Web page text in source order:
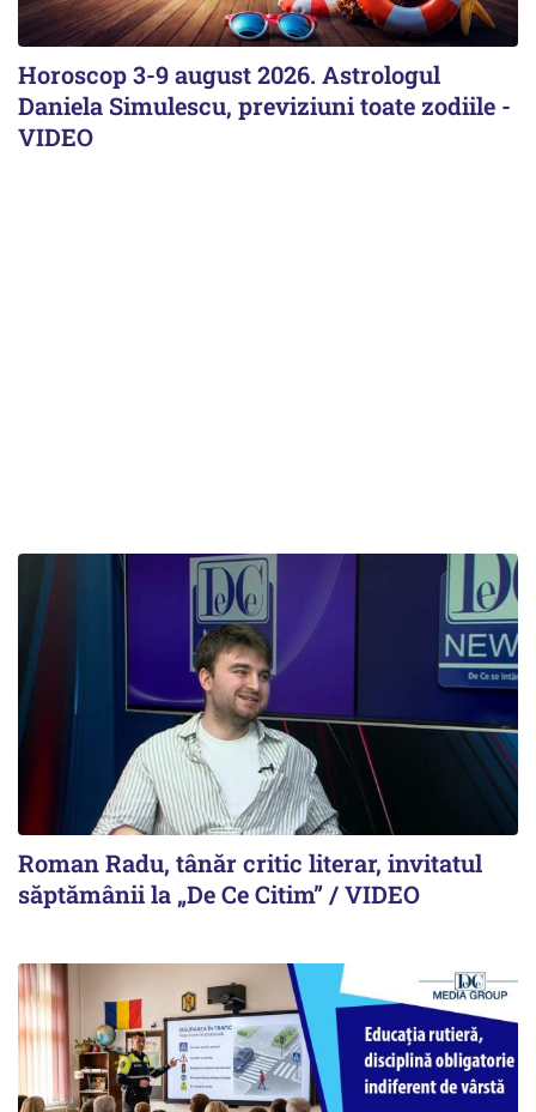
Horoscop 3-9 august 2026. Astrologul
Daniela Simulescu, previziuni toate zodiile -
VIDEO
Roman Radu, tânăr critic literar, invitatul
săptămânii la „De Ce Citim” / VIDEO